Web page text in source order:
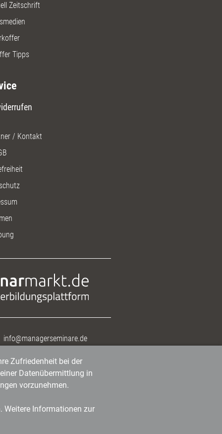
Zeitschrift
Tipps
/ Kontakt
info@managerseminare.de
Zufriedenheit bei der
Datenübermittlung in
vorzunehmen.
Weitere Informationen zur